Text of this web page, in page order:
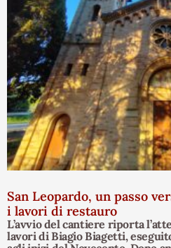
San Leopardo, un passo
i lavori di restauro
L’avvio del cantiere riporta
lavori di Biagio Biagetti,